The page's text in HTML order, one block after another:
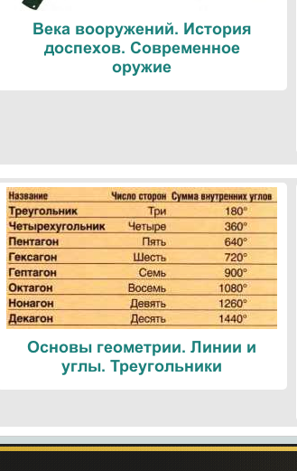
Века вооружений. История
доспехов. Современное
оружие
Основы геометрии. Линии и
углы. Треугольники